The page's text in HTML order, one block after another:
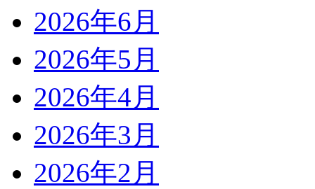
2026年6月
2026年5月
2026年4月
2026年3月
2026年2月